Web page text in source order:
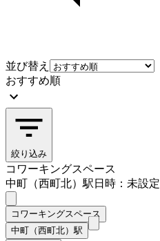
並び替え
おすすめ順
絞り込み
コワーキングスペース
中町（西町北）駅日時：未設定
コワーキングスペース
中町（西町北）駅